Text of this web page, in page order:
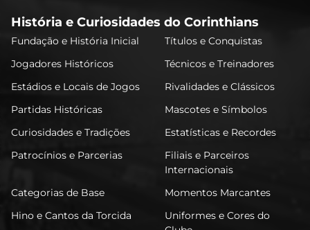
História e Curiosidades do Corinthians
Fundação e História Inicial
Títulos e Conquistas
Jogadores Históricos
Técnicos e Treinadores
Estádios e Locais de Jogos
Rivalidades e Clássicos
Partidas Históricas
Mascotes e Símbolos
Curiosidades e Tradições
Estatísticas e Recordes
Patrocínios e Parcerias
Filiais e Parceiros
Internacionais
Categorias de Base
Momentos Marcantes
Hino e Cantos da Torcida
Uniformes e Cores do